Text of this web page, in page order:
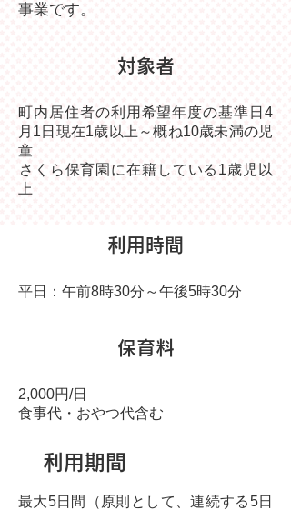
事業です。
対象者
町内居住者の利用希望年度の基準日4
月1日現在1歳以上～概ね10歳未満の児
童
さくら保育園に在籍している1歳児以
上
利用時間
平日：午前8時30分～午後5時30分
保育料
2,000円/日
食事代・おやつ代含む
利用期間
最大5日間（原則として、連続する5日